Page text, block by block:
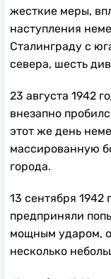
жесткие меры,
наступления
Сталинграду с
севера, шесть
23 августа 1942
внезапно
этот же день
массированную
города.
13 сентября 1942
предприняли
мощным ударом,
несколько